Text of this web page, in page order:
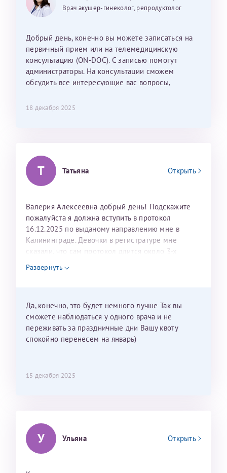
Так же хотелось отметить мед. сестру Сухову
Наталью Викторовну. Тоже очень душевный человек.
лёгкое и простое. Вообще в данной клинике весь
персонал очень вежливый и чуткий, прям приятно
находиться. Мы собираемся туда ещё за вторым
ребёнком, и конечно же только к Ринату
Рафаильевичу, нашему волшебнику, без каких либо
26 июля 2026
дальнейшие действия для программы эко
Врач акушер-гинеколог, репродуктолог
Добрый день, конечно вы можете записаться на
первичный прием или на телемедицинскую
консультацию (ON-DOC). С записью помогут
администраторы. На консультации сможем
обсудить все интересующие вас вопросы,
18 декабря 2025
Т Татьяна Открыть
Валерия Алексеевна добрый день! Подскажите
пожалуйста я должна вступить в протокол
16.12.2025 по выданому направлению мне в
Калининграде. Девочки в регистратуре мне
сказали, что сам протокол длится около 3-х
недель и 3 недели я должна находится в Питере.
Можно мне новый год провести в Калининграде и
Развернуть
Да, конечно, это будет немного лучше Так вы
сможете наблюдаться у одного врача и не
переживать за праздничные дни Вашу квоту
спокойно перенесем на январь)
15 декабря 2025
У Ульяна Открыть